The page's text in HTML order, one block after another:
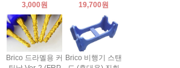
3,000원
19,700원
Brico 드라멜용 커
Brico 비행기 스탠